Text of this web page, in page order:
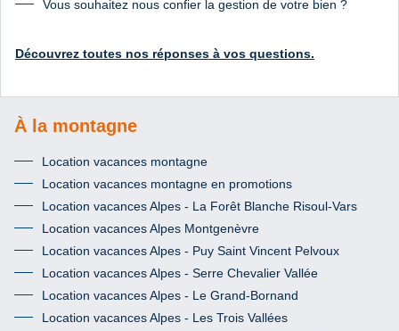
Vous souhaitez nous confier la gestion de votre bien ?
Découvrez toutes nos réponses à vos questions.
À la montagne
Location vacances montagne
Location vacances montagne en promotions
Location vacances Alpes - La Forêt Blanche Risoul-Vars
Location vacances Alpes Montgenèvre
Location vacances Alpes - Puy Saint Vincent Pelvoux
Location vacances Alpes - Serre Chevalier Vallée
Location vacances Alpes - Le Grand-Bornand
Location vacances Alpes - Les Trois Vallées